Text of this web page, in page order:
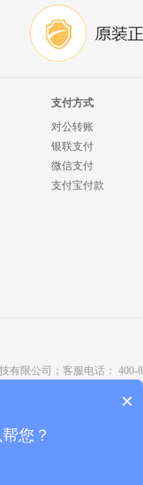
支付方式
对公转账
银联支付
微信支付
支付宝付款
有限公司；客服电话： 400-
京ICP备
×
您？